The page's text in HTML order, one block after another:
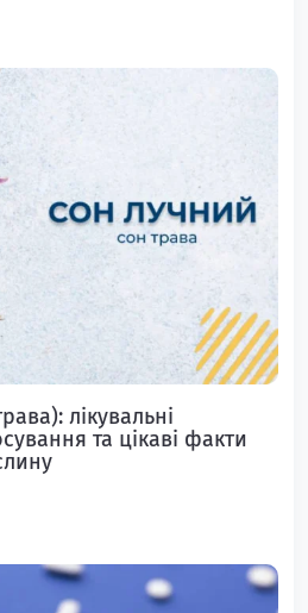
лікувальні
та цікаві факти